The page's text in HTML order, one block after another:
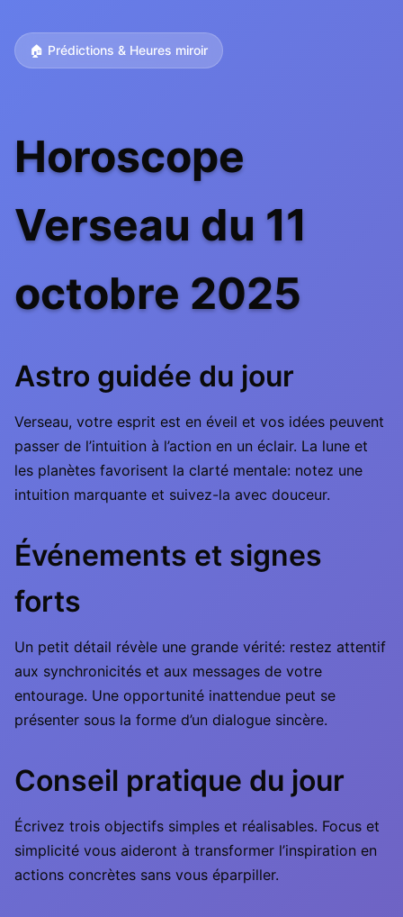
🏠 Prédictions & Heures miroir
Horoscope
Verseau du 11
octobre 2025
Astro guidée du jour
Verseau, votre esprit est en éveil et vos idées peuvent
passer de l’intuition à l’action en un éclair. La lune et
les planètes favorisent la clarté mentale: notez une
intuition marquante et suivez-la avec douceur.
Événements et signes
forts
Un petit détail révèle une grande vérité: restez attentif
aux synchronicités et aux messages de votre
entourage. Une opportunité inattendue peut se
présenter sous la forme d’un dialogue sincère.
Conseil pratique du jour
Écrivez trois objectifs simples et réalisables. Focus et
simplicité vous aideront à transformer l’inspiration en
actions concrètes sans vous éparpiller.